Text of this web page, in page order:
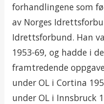
forhandlingene som
av Norges
Idrettsforbund. Han
1953-69, og hadde i
framtredende
under OL i Cortina
under OL i Innsbruck